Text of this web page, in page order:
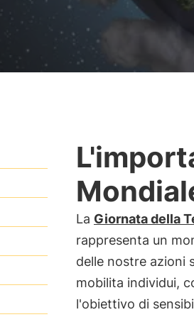
La Giornata della
rappresenta un
delle nostre azioni
mobilita individui,
l'obiettivo di